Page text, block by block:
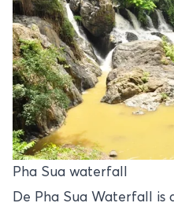
Pha Sua waterfall
De Pha Sua Waterfall